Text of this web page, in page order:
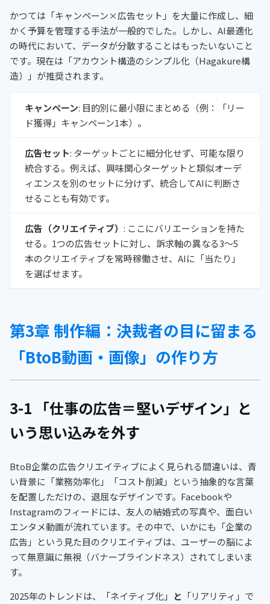
かつては「キャンペーン×広告セット」を大量に作成し、細
かく予算を管理する手法が一般的でした。しかし、AI最適化
の時代において、データが分散することはもったいないこと
です。現在は「アカウント構造のシンプル化（Hagakure構
造）」が推奨されます。
キャンペーン: 目的別に最小限にまとめる（例：「リー
ド獲得」キャンペーン1本）。
広告セット: ターゲットごとに細分化せず、可能な限り
統合する。例えば、興味関心ターゲットと類似オーデ
ィエンスを別のセットに分けず、統合してAIに判断さ
せることも有効です。
広告（クリエイティブ） : ここにバリエーションを持た
せる。1つの広告セットに対し、訴求軸の異なる3〜5
本のクリエイティブを常時稼働させ、AIに「当たり」
を選ばせます。
第3章 制作編：決裁者の目に留まる
「BtoB動画・画像」の作り方
3-1 「仕事の広告＝堅いデザイン」と
いう思い込みを外す
BtoB企業の広告クリエイティブによく見られる間違いは、青
い背景に「業務効率化」「コスト削減」という抽象的な言葉
を配置しただけの、退屈なデザインです。Facebookや
Instagramのフィードには、友人の結婚式の写真や、面白い
エンタメ動画が流れています。その中で、いかにも「企業の
広告」という見た目のクリエイティブは、ユーザーの脳によ
って無意識に無視（バナーブラインドネス）されてしまいま
す。
2025年のトレンドは、「ネイティブ化」
と 「リアリティ」で